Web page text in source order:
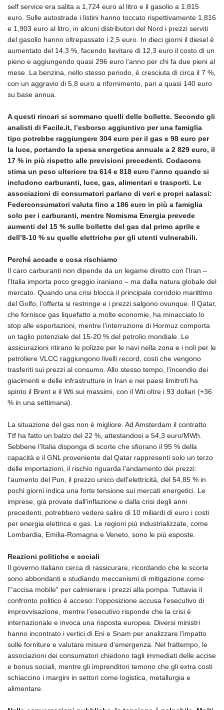
self service era salita a 1,724 euro al litro e il gasolio a 1,815
euro. Sulle autostrade i listini hanno toccato rispettivamente 1,816
e 1,903 euro al litro; in alcuni distributori del Nord i prezzi serviti
del gasolio hanno oltrepassato i 2,5 euro. In dieci giorni il diesel è
aumentato del 14,3 %, facendo lievitare di 12,3 euro il costo di un
pieno e aggiungendo quasi 296 euro l’anno per chi fa due pieni al
mese. La benzina, nello stesso periodo, è cresciuta di circa il 7 %,
con un aggravio di 5,8 euro a rifornimento, pari a quasi 140 euro
su base annua.
A questi rincari si sommano quelli delle bollette. Secondo gli
analisti di Facile.it, l’esborso aggiuntivo per una famiglia
tipo potrebbe raggiungere 304 euro per il gas e 98 euro per
la luce, portando la spesa energetica annuale a 2 829 euro, il
17 % in più rispetto alle previsioni precedenti. Codacons
stima un peso ulteriore tra 614 e 818 euro l’anno quando si
includono carburanti, luce, gas, alimentari e trasporti. Le
associazioni di consumatori parlano di veri e propri salassi:
Federconsumatori valuta fino a 186 euro in più a famiglia
solo per i carburanti, mentre Nomisma Energia prevede
aumenti del 15 % sulle bollette del gas dal primo aprile e
dell’8‑10 % su quelle elettriche per gli utenti vulnerabili.
Perché accade e cosa rischiamo
Il caro carburanti non dipende da un legame diretto con l’Iran –
l’Italia importa poco greggio iraniano – ma dalla natura globale del
mercato. Quando una crisi blocca il principale corridoio marittimo
del Golfo, l’offerta si restringe e i prezzi salgono ovunque. Il Qatar,
che fornisce gas liquefatto a molte economie, ha minacciato lo
stop alle esportazioni, mentre l’interruzione di Hormuz comporta
un taglio potenziale del 15‑20 % del petrolio mondiale. Le
assicurazioni ritirano le polizze per le navi nella zona e i noli per le
petroliere VLCC raggiungono livelli record, costi che vengono
trasferiti sui prezzi al consumo. Allo stesso tempo, l’incendio dei
giacimenti e delle infrastrutture in Iran e nei paesi limitrofi ha
spinto il Brent e il Wti sui massimi, con il Wti oltre i 93 dollari (+36
% in una settimana).
La situazione del gas non è migliore. Ad Amsterdam il contratto
Ttf ha fatto un balzo del 22 %, attestandosi a 54,3 euro/MWh.
Sebbene l’Italia disponga di scorte che sfiorano il 95 % della
capacità e il GNL proveniente dal Qatar rappresenti solo un terzo
delle importazioni, il rischio riguarda l’andamento dei prezzi:
l’aumento del Pun, il prezzo unico dell’elettricità, del 54,85 % in
pochi giorni indica una forte tensione sui mercati energetici. Le
imprese, già provate dall’inflazione e dalla crisi degli anni
precedenti, potrebbero vedere salire di 10 miliardi di euro i costi
per energia elettrica e gas. Le regioni più industrializzate, come
Lombardia, Emilia‑Romagna e Veneto, sono le più esposte.
Reazioni politiche e sociali
Il governo italiano cerca di rassicurare, ricordando che le scorte
sono abbondanti e studiando meccanismi di mitigazione come
l’“accisa mobile” per calmierare i prezzi alla pompa. Tuttavia il
confronto politico è acceso: l’opposizione accusa l’esecutivo di
improvvisazione, mentre l’esecutivo risponde che la crisi è
internazionale e invoca una risposta europea. Diversi ministri
hanno incontrato i vertici di Eni e Snam per analizzare l’impatto
sulle forniture e valutare misure d’emergenza. Nel frattempo, le
associazioni dei consumatori chiedono tagli immediati delle accise
e bonus sociali, mentre gli imprenditori temono che gli extra costi
schiaccino i margini in settori come logistica, metallurgia e
alimentare.